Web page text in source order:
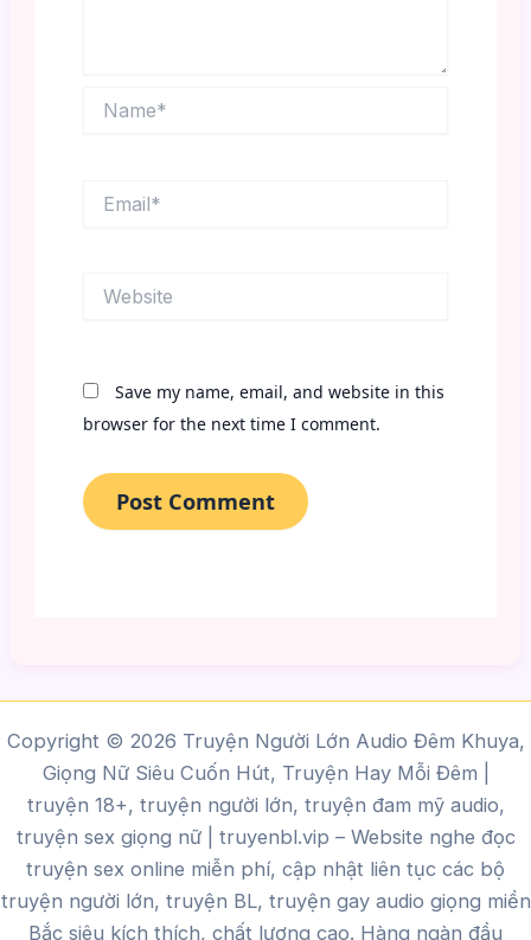
Save my name, email, and website in this
browser for the next time I comment.
Copyright © 2026 Truyện Người Lớn Audio Đêm Khuya,
Giọng Nữ Siêu Cuốn Hút, Truyện Hay Mỗi Đêm |
truyện 18+, truyện người lớn, truyện đam mỹ audio,
truyện sex giọng nữ | truyenbl.vip – Website nghe đọc
truyện sex online miễn phí, cập nhật liên tục các bộ
truyện người lớn, truyện BL, truyện gay audio giọng miền
Bắc siêu kích thích, chất lượng cao. Hàng ngàn đầu